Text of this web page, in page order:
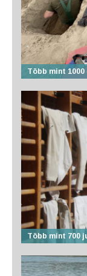
Több mint
Több mint 700